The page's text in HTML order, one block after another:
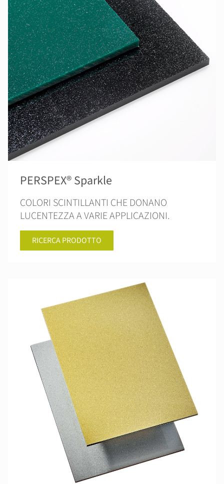
PERSPEX® Sparkle
COLORI SCINTILLANTI CHE DONANO
LUCENTEZZA A VARIE APPLICAZIONI.
RICERCA PRODOTTO